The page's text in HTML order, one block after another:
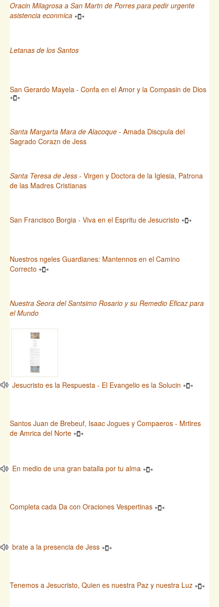
Oracin Milagrosa a San Martn de Porres para pedir urgente
asistencia econmica
Letanas de los Santos
San Gerardo Mayela - Confa en el Amor y la Compasin de Dios
Santa Margarta Mara de Alacoque - Amada Discpula del
Sagrado Corazn de Jess
Santa Teresa de Jess - Virgen y Doctora de la Iglesia, Patrona
de las Madres Cristianas
San Francisco Borgia - Viva en el Espritu de Jesucristo
Nuestros ngeles Guardianes: Mantennos en el Camino
Correcto
Nuestra Seora del Santsimo Rosario y su Remedio Eficaz para
el Mundo
Jesucristo es la Respuesta - El Evangelio es la Solucin
Santos Juan de Brebeuf, Isaac Jogues y Compaeros - Mrtires
de Amrica del Norte
En medio de una gran batalla por tu alma
Completa cada Da con Oraciones Vespertinas
brate a la presencia de Jess
Tenemos a Jesucristo, Quien es nuestra Paz y nuestra Luz